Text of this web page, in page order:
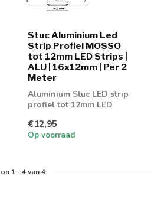
Stuc Aluminium Led
Strip Profiel MOSSO
tot 12mm LED Strips |
ALU | 16x12mm | Per 2
Meter
Aluminium Stuc LED strip
profiel tot 12mm LED
€12,95
Op voorraad
1-4van 4